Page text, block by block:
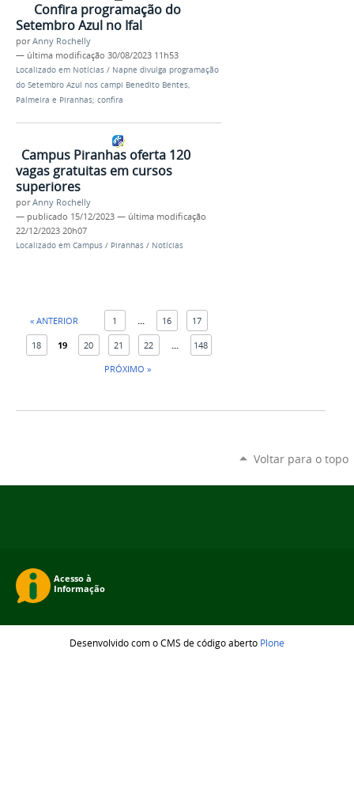
Confira programação do
Setembro Azul no Ifal
porAnny Rochelly
— última modificação 30/08/2023 11h53
Localizado em Notícias / Napne divulga programação
do Setembro Azul nos campi Benedito Bentes,
Palmeira e Piranhas; confira
Campus Piranhas oferta 120
vagas gratuitas em cursos
superiores
porAnny Rochelly
— publicado 15/12/2023 — última modificação
22/12/2023 20h07
Localizado em Campus / Piranhas / Notícias
« ANTERIOR 1 16 17
18 19 20 21 22
148
PRÓXIMO »
Voltar para o topo
Desenvolvido com o CMS de código aberto Plone